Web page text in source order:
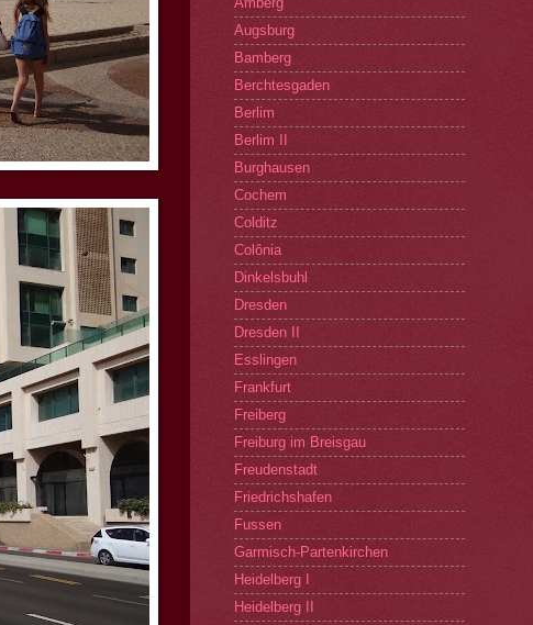
Augsburg
Bamberg
Berchtesgaden
Berlim
Berlim II
Burghausen
Cochem
Colditz
Colônia
Dinkelsbuhl
Dresden
Dresden II
Esslingen
Frankfurt
Freiberg
Freiburg im Breisgau
Freudenstadt
Friedrichshafen
Fussen
Garmisch-Partenkirchen
Heidelberg I
Heidelberg II